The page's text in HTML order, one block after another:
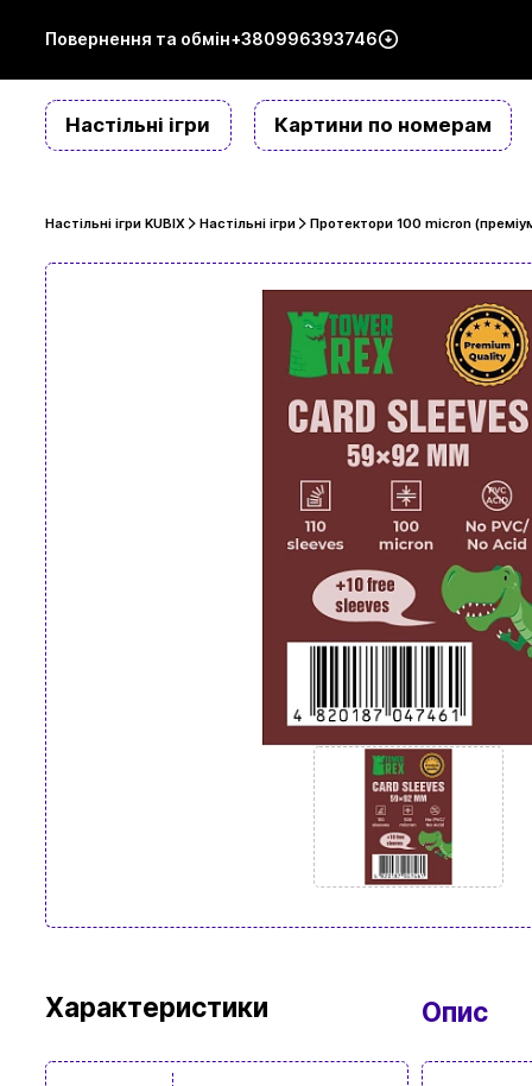
Повернення та обмін+380996393746
Настільні ігри Картини по номерам
Настільні ігри KUBIX Настільні ігри Протектори 100 micron
Характеристики Опис